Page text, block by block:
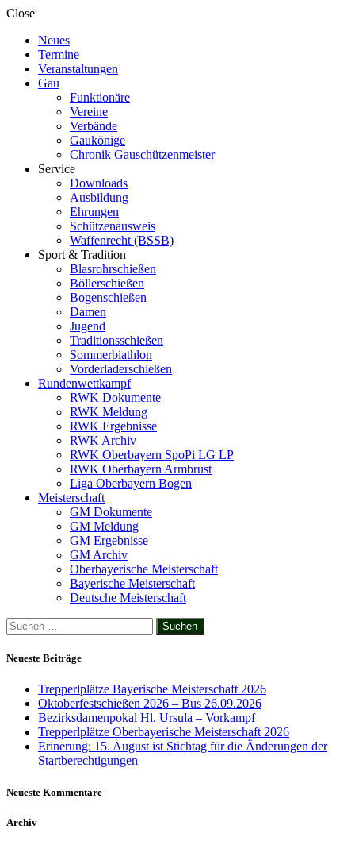
Close
Neues
Termine
Veranstaltungen
Gau
Funktionäre
Vereine
Verbände
Gaukönige
Chronik Gauschützenmeister
Service
Downloads
Ausbildung
Ehrungen
Schützenausweis
Waffenrecht (BSSB)
Sport & Tradition
Blasrohrschießen
Böllerschießen
Bogenschießen
Damen
Jugend
Traditionsschießen
Sommerbiathlon
Vorderladerschießen
Rundenwettkampf
RWK Dokumente
RWK Meldung
RWK Ergebnisse
RWK Archiv
RWK Oberbayern SpoPi LG LP
RWK Oberbayern Armbrust
Liga Oberbayern Bogen
Meisterschaft
GM Dokumente
GM Meldung
GM Ergebnisse
GM Archiv
Oberbayerische Meisterschaft
Bayerische Meisterschaft
Deutsche Meisterschaft
Suchen
nach:
Neueste Beiträge
Trepperlplätze Bayerische Meisterschaft 2026
Oktoberfestschießen 2026 – Bus 26.09.2026
Bezirksdamenpokal Hl. Ursula – Vorkampf
Trepperlplätze Oberbayerische Meisterschaft 2026
Erinerung: 15. August ist Stichtag für die Änderungen der
Startberechtigungen
Neueste Kommentare
Archiv